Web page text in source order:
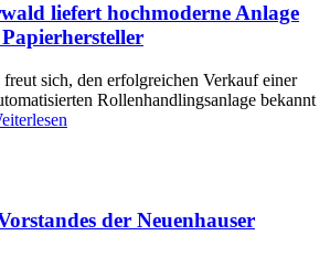
liefert hochmoderne Anlage
sich, den erfolgreichen Verkauf einer
Rollenhandlingsanlage bekannt
der Neuenhauser